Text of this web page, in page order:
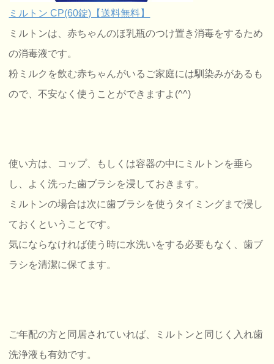
ミルトン CP(60錠)【送料無料】
ミルトンは、赤ちゃんのほ乳瓶のつけ置き消毒をするため
の消毒液です。
粉ミルクを飲む赤ちゃんがいるご家庭には馴染みがあるも
ので、不安なく使うことができますよ(^^)
使い方は、コップ、もしくは容器の中にミルトンを垂ら
し、よく洗った歯ブラシを浸しておきます。
ミルトンの場合は次に歯ブラシを使うタイミングまで浸し
ておくということです。
気にならなければ使う時に水洗いをする必要もなく、歯ブ
ラシを清潔に保てます。
ご年配の方と同居されていれば、ミルトンと同じく入れ歯
洗浄液も有効です。